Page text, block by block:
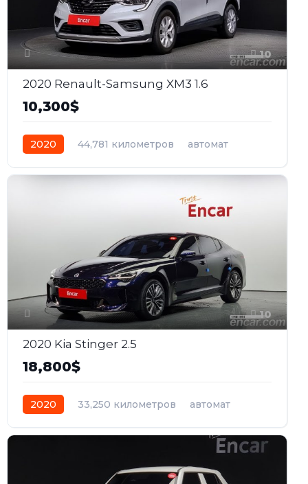
10
2020 Renault-Samsung XM3 1.6
10,300$
2020 44,781 километров
автомат
10
2020 Kia Stinger 2.5
18,800$
2020 33,250 километров
автомат